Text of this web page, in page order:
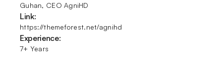
Guhan, CEO AgniHD
Link:
https://themeforest.net/agnihd
Experience:
7+ Years